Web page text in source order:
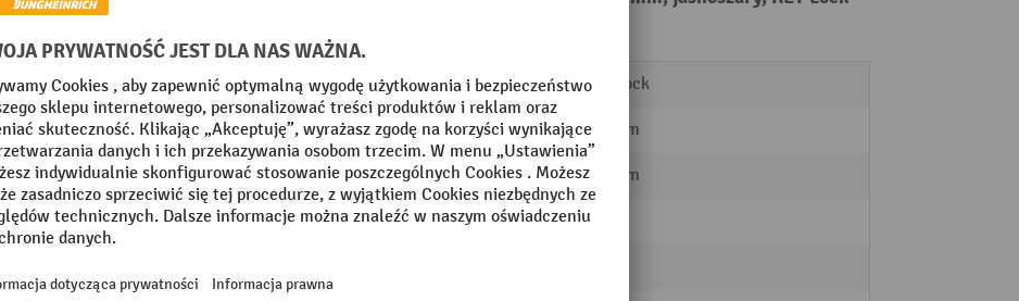
725 mm
612 mm
jasnoszary
5
System zamykający KEY Lock
Szerokość 564 mm
Szerokość szuflad 459 mm
Udźwig szuflad 75 kg